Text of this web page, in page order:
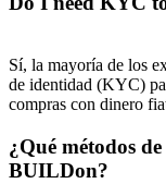
Sí, la mayoría de los
de identidad (KYC)
compras con dinero
¿Qué métodos
BUILDon?